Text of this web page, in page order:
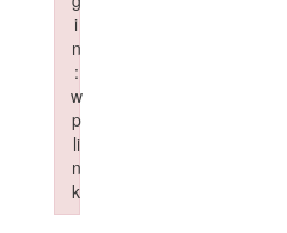
i
n
:
w
p
li
n
k
Failed to initialize plugin: wplink